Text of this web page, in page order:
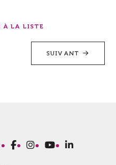
À LA LISTE
SUIVANT